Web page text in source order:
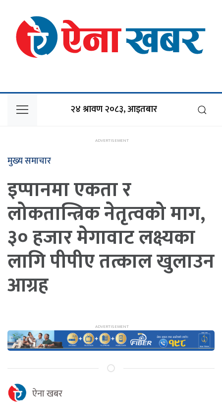
२४ श्रावण २०८३, आइतबार
मुख्य समाचार
इप्पानमा एकता र
लोकतान्त्रिक नेतृत्वको माग,
३० हजार मेगावाट लक्ष्यका
लागि पीपीए तत्काल खुलाउन
आग्रह
ऐना खबर